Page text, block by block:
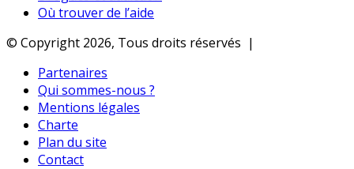
Où trouver de l’aide
© Copyright 2026, Tous droits réservés |
Partenaires
Qui sommes-nous ?
Mentions légales
Charte
Plan du site
Contact